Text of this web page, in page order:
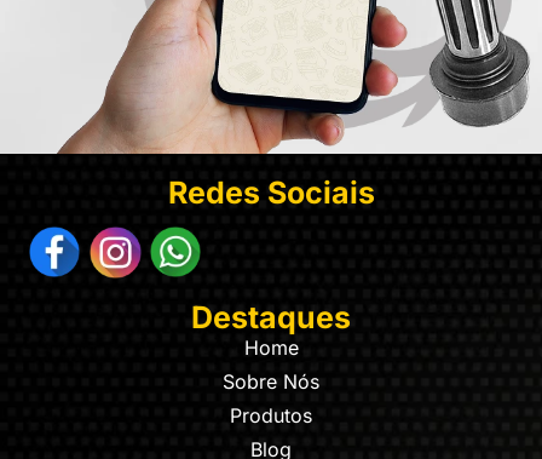
Redes Sociais
Destaques
Home
Sobre Nós
Produtos
Blog